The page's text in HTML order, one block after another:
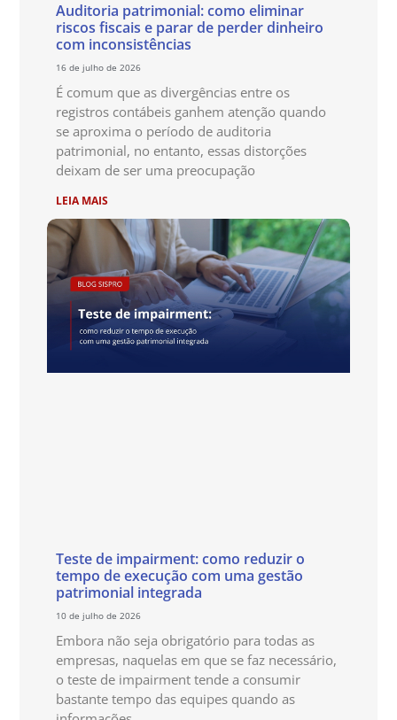
Auditoria patrimonial: como eliminar
riscos fiscais e parar de perder dinheiro
com inconsistências
16 de julho de 2026
É comum que as divergências entre os
registros contábeis ganhem atenção quando
se aproxima o período de auditoria
patrimonial, no entanto, essas distorções
deixam de ser uma preocupação
LEIA MAIS
Teste de impairment: como reduzir o
tempo de execução com uma gestão
patrimonial integrada
10 de julho de 2026
Embora não seja obrigatório para todas as
empresas, naquelas em que se faz necessário,
o teste de impairment tende a consumir
bastante tempo das equipes quando as